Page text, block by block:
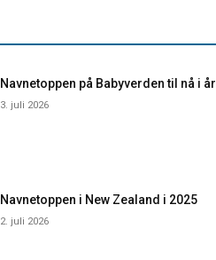
Navnetoppen på Babyverden til nå i år
3. juli 2026
Navnetoppen i New Zealand i 2025
2. juli 2026